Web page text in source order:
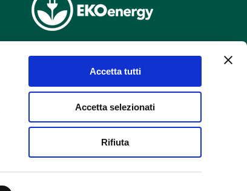
Accetta tutti
Accetta selezionati
Rifiuta